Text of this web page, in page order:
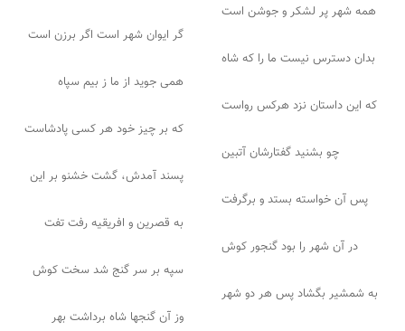
همه شهر پر لشکر و جوشن است
گر ایوان شهر است اگر برزن است
بدان دسترس نیست ما را که شاه
همی جوید از ما ز بیم سپاه
که این داستان نزد هرکس رواست
که بر چیز خود هر کسی پادشاست
چو بشنید گفتارشان آتبین
پسند آمدش، گشت خشنو بر این
پس آن خواسته بستد و برگرفت
به قصرین و افریقیه رفت تفت
در آن شهر را بود گنجور کوش
سپه بر سر گنج شد سخت کوش
به شمشیر بگشاد پس هر دو شهر
وز آن گنجها شاه برداشت بهر